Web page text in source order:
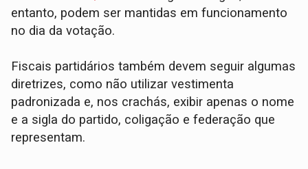
entanto, podem ser mantidas em funcionamento
no dia da votação.
Fiscais partidários também devem seguir algumas
diretrizes, como não utilizar vestimenta
padronizada e, nos crachás, exibir apenas o nome
e a sigla do partido, coligação e federação que
representam.